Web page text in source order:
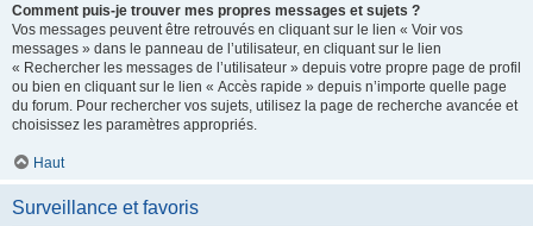
Comment puis-je trouver mes propres messages et sujets ?
Vos messages peuvent être retrouvés en cliquant sur le lien « Voir vos
messages » dans le panneau de l’utilisateur, en cliquant sur le lien
« Rechercher les messages de l’utilisateur » depuis votre propre page de profil
ou bien en cliquant sur le lien « Accès rapide » depuis n’importe quelle page
du forum. Pour rechercher vos sujets, utilisez la page de recherche avancée et
choisissez les paramètres appropriés.
Haut
Surveillance et favoris